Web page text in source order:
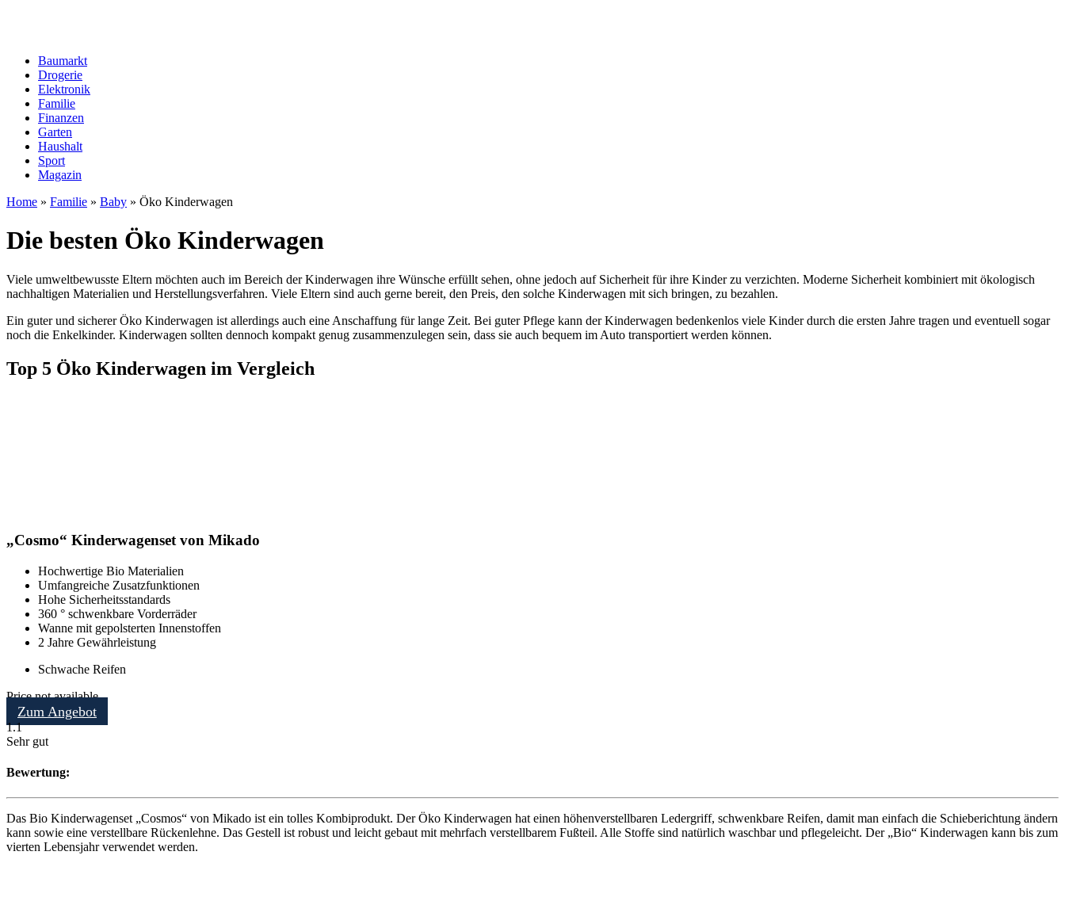
Baumarkt
Drogerie
Elektronik
Familie
Finanzen
Garten
Haushalt
Sport
Magazin
Home » Familie » Baby » Öko Kinderwagen
Die besten Öko Kinderwagen
Viele umweltbewusste Eltern möchten auch im Bereich der Kinderwagen ihre Wünsche erfüllt sehen, ohne jedoch auf Sicherheit für ihre Kinder zu verzichten. Moderne Sicherheit kombiniert mit ökologisch
nachhaltigen Materialien und Herstellungsverfahren. Viele Eltern sind auch gerne bereit, den Preis, den solche Kinderwagen mit sich bringen, zu bezahlen.
Ein guter und sicherer Öko Kinderwagen ist allerdings auch eine Anschaffung für lange Zeit. Bei guter Pflege kann der Kinderwagen bedenkenlos viele Kinder durch die ersten Jahre tragen und eventuell sogar
noch die Enkelkinder. Kinderwagen sollten dennoch kompakt genug zusammenzulegen sein, dass sie auch bequem im Auto transportiert werden können.
Top 5 Öko Kinderwagen im Vergleich
„Cosmo“ Kinderwagenset von Mikado
Hochwertige Bio Materialien
Umfangreiche Zusatzfunktionen
Hohe Sicherheitsstandards
360 ° schwenkbare Vorderräder
Wanne mit gepolsterten Innenstoffen
2 Jahre Gewährleistung
Schwache Reifen
Price not available
Zum Angebot
1.1
Sehr gut
Bewertung:
Das Bio Kinderwagenset „Cosmos“ von Mikado ist ein tolles Kombiprodukt. Der Öko Kinderwagen hat einen höhenverstellbaren Ledergriff, schwenkbare Reifen, damit man einfach die Schieberichtung ändern
kann sowie eine verstellbare Rückenlehne. Das Gestell ist robust und leicht gebaut mit mehrfach verstellbarem Fußteil. Alle Stoffe sind natürlich waschbar und pflegeleicht. Der „Bio“ Kinderwagen kann bis zum
vierten Lebensjahr verwendet werden.